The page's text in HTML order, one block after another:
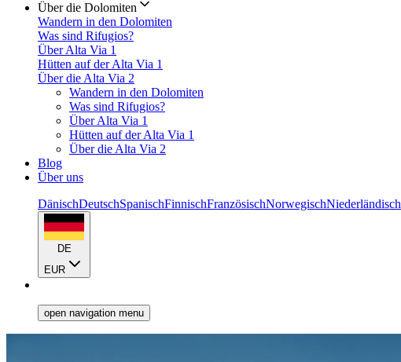
Über die Dolomiten
Wandern in den Dolomiten
Was sind Rifugios?
Über Alta Via 1
Hütten auf der Alta Via 1
Über die Alta Via 2
Wandern in den Dolomiten
Was sind Rifugios?
Über Alta Via 1
Hütten auf der Alta Via 1
Über die Alta Via 2
Blog
Über uns
DänischDeutschSpanischFinnischFranzösischNorwegischNiederländisch
DE
EUR
open navigation menu